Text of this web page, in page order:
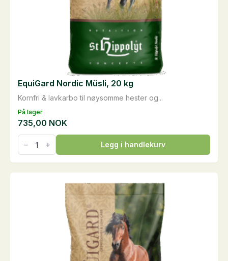
På lager
Kornfri & lavkarbo til nøysomme hester og...
EquiGard Nordic Müsli, 20 kg
735,00 NOK
EquiGard
Nordic
Müsli,
20
Legg i handlekurv